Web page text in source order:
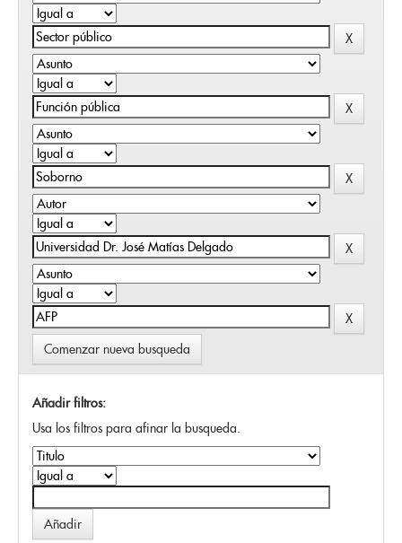
Comenzar nueva busqueda
Añadir filtros:
Usa los filtros para afinar la busqueda.